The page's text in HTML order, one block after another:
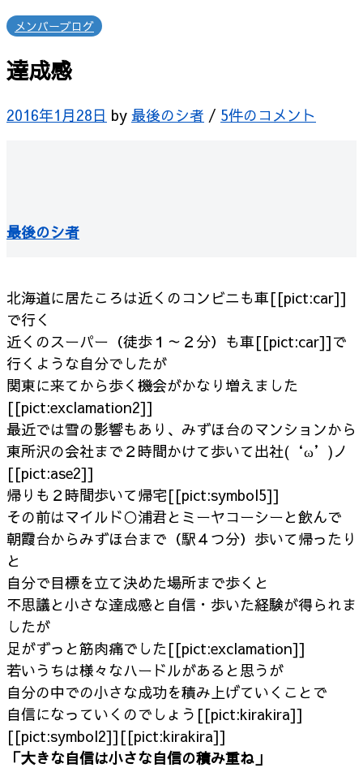
メンバーブログ
達成感
2016年1月28日 by 最後のシ者 / 5件のコメント
最後のシ者
北海道に居たころは近くのコンビニも車[[pict:car]]
で行く
近くのスーパー（徒歩１～２分）も車[[pict:car]]で
行くような自分でしたが
関東に来てから歩く機会がかなり増えました
[[pict:exclamation2]]
最近では雪の影響もあり、みずほ台のマンションから
東所沢の会社まで２時間かけて歩いて出社(‘ω’)ノ
[[pict:ase2]]
帰りも２時間歩いて帰宅[[pict:symbol5]]
その前はマイルド○浦君とミーヤコーシーと飲んで
朝霞台からみずほ台まで（駅４つ分）歩いて帰ったり
と
自分で目標を立て決めた場所まで歩くと
不思議と小さな達成感と自信・歩いた経験が得られま
したが
足がずっと筋肉痛でした[[pict:exclamation]]
若いうちは様々なハードルがあると思うが
自分の中での小さな成功を積み上げていくことで
自信になっていくのでしょう[[pict:kirakira]]
[[pict:symbol2]][[pict:kirakira]]
「大きな自信は小さな自信の積み重ね」